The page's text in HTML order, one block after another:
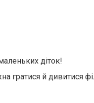
діток!
гратися й дивитися